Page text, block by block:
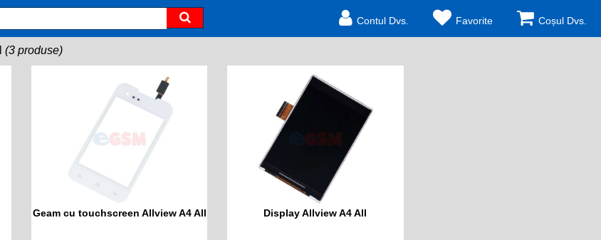
Contul Dvs. Favorite Coșul Dvs.
(3 produse)
Geam cu touchscreen Allview A4 All Display Allview A4 All